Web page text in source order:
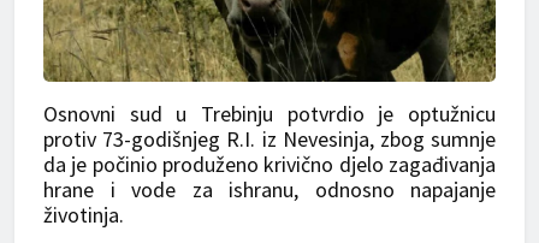
Osnovni sud u Trebinju potvrdio je optužnicu
protiv 73-godišnjeg R.I. iz Nevesinja, zbog sumnje
da je počinio produženo krivično d‌jelo zagađivanja
hrane i vode za ishranu, odnosno napajanje
životinja.